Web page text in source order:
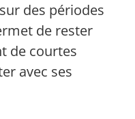
des périodes
de rester
de courtes
avec ses